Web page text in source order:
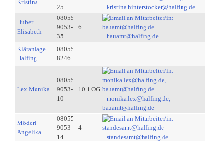
Kristina
25
kristina.hinterstocker@halfing.de
Huber
Elisabeth
08055
9053-
35
6
bauamt@halfing.de
Kläranlage
Halfing
08055
8246
Lex Monika
08055
9053-
10
10 1.OG
monika.lex@halfing.de,
bauamt@halfing.de
Möderl
Angelika
08055
9053-
14
4
standesamt@halfing.de